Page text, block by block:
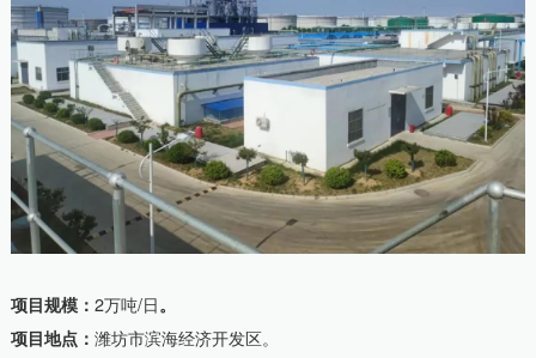
项目规模： 2万吨/日。
项目地点： 潍坊市滨海经济开发区。